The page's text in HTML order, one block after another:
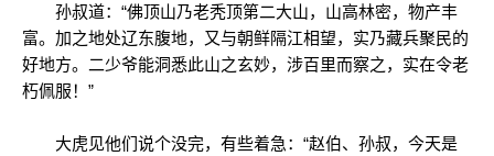
孙叔道：“佛顶山乃老秃顶第二大山，山高林密，物产丰
富。加之地处辽东腹地，又与朝鲜隔江相望，实乃藏兵聚民的
好地方。二少爷能洞悉此山之玄妙，涉百里而察之，实在令老
朽佩服！”
大虎见他们说个没完，有些着急：“赵伯、孙叔，今天是